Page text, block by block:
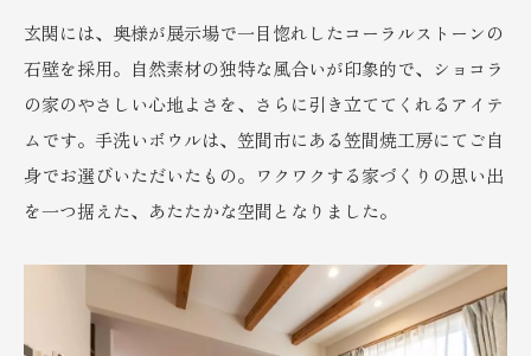
玄関には、奥様が展示場で一目惚れしたコーラルストーンの
石壁を採用。自然素材の独特な風合いが印象的で、ショコラ
の家のやさしい心地よさを、さらに引き立ててくれるアイテ
ムです。手洗いボウルは、笠間市にある笠間焼工房にてご自
身でお選びいただいたもの。ワクワクする家づくりの思い出
を一つ据えた、あたたかな空間となりました。